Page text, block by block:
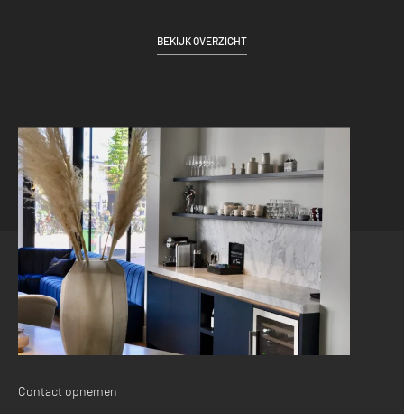
BEKIJK OVERZICHT
Contact opnemen